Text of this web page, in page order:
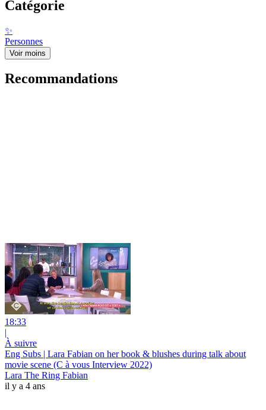
Catégorie
✨
Personnes
Voir moins
Recommandations
18:33
|
À suivre
Eng Subs | Lara Fabian on her book & blushes during talk about
movie scene (C à vous Interview 2022)
Lara The Ring Fabian
il y a 4 ans